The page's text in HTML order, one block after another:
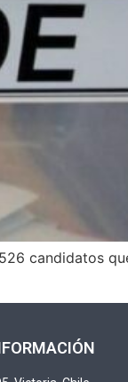
candidatos